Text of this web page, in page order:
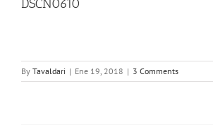
DSCN0610
By Tavaldari | Ene 19, 2018 | 3 Comments